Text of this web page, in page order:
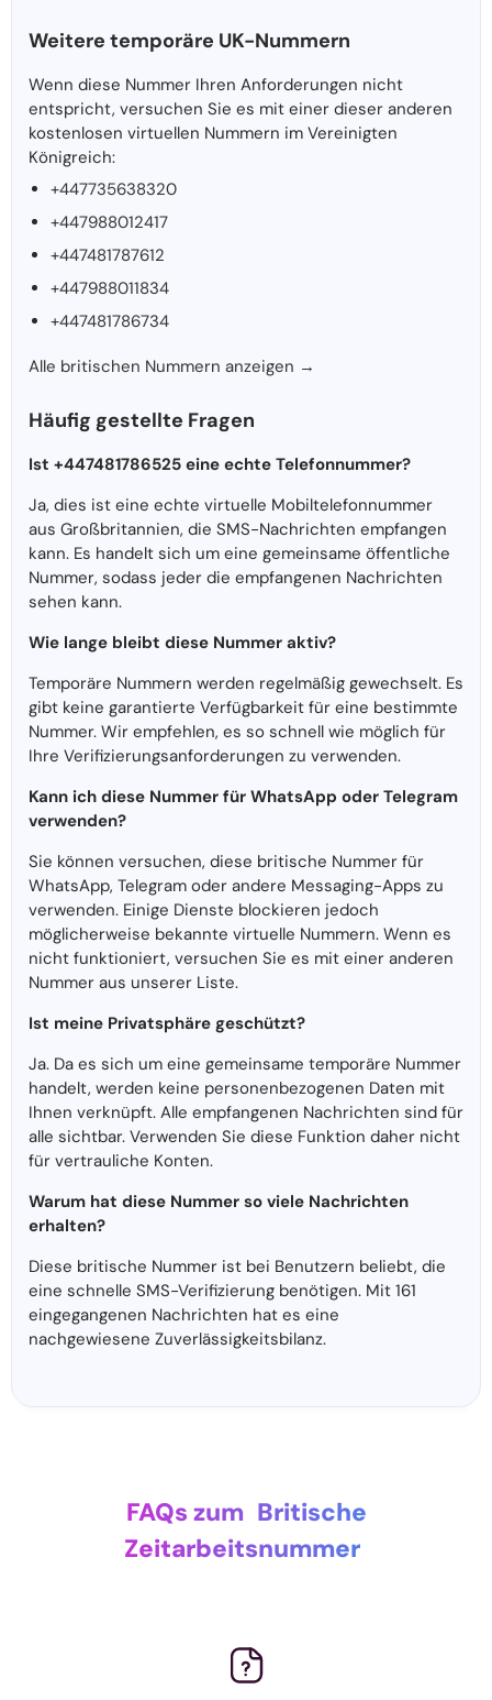
Weitere temporäre UK-Nummern
Wenn diese Nummer Ihren Anforderungen nicht
entspricht, versuchen Sie es mit einer dieser anderen
kostenlosen virtuellen Nummern im Vereinigten
Königreich:
+447735638320
+447988012417
+447481787612
+447988011834
+447481786734
Alle britischen Nummern anzeigen →
Häufig gestellte Fragen
Ist +447481786525 eine echte Telefonnummer?
Ja, dies ist eine echte virtuelle Mobiltelefonnummer
aus Großbritannien, die SMS-Nachrichten empfangen
kann. Es handelt sich um eine gemeinsame öffentliche
Nummer, sodass jeder die empfangenen Nachrichten
sehen kann.
Wie lange bleibt diese Nummer aktiv?
Temporäre Nummern werden regelmäßig gewechselt. Es
gibt keine garantierte Verfügbarkeit für eine bestimmte
Nummer. Wir empfehlen, es so schnell wie möglich für
Ihre Verifizierungsanforderungen zu verwenden.
Kann ich diese Nummer für WhatsApp oder Telegram
verwenden?
Sie können versuchen, diese britische Nummer für
WhatsApp, Telegram oder andere Messaging-Apps zu
verwenden. Einige Dienste blockieren jedoch
möglicherweise bekannte virtuelle Nummern. Wenn es
nicht funktioniert, versuchen Sie es mit einer anderen
Nummer aus unserer Liste.
Ist meine Privatsphäre geschützt?
Ja. Da es sich um eine gemeinsame temporäre Nummer
handelt, werden keine personenbezogenen Daten mit
Ihnen verknüpft. Alle empfangenen Nachrichten sind für
alle sichtbar. Verwenden Sie diese Funktion daher nicht
für vertrauliche Konten.
Warum hat diese Nummer so viele Nachrichten
erhalten?
Diese britische Nummer ist bei Benutzern beliebt, die
eine schnelle SMS-Verifizierung benötigen. Mit 161
eingegangenen Nachrichten hat es eine
nachgewiesene Zuverlässigkeitsbilanz.
FAQs zum Britische
Zeitarbeitsnummer